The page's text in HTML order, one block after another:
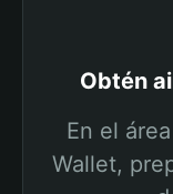
Obtén
En el
Wallet,